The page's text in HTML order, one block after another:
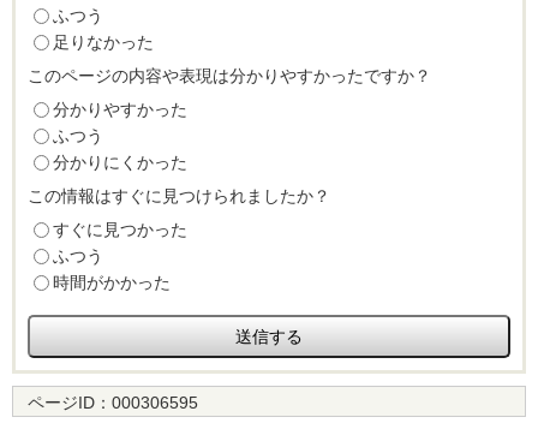
ふつう
足りなかった
このページの内容や表現は分かりやすかったですか？
分かりやすかった
ふつう
分かりにくかった
この情報はすぐに見つけられましたか？
すぐに見つかった
ふつう
時間がかかった
ページID： 000306595